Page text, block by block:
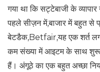
गया था कि सट्टेबाजी के
पहले सीज़न में,बाजार में बहुत से
बेटडैक,Betfair,यह एक शर्त
कम संख्या में आइटम के साथ शुरू
हैं। अंगूठे का एक बहुत अच्छा